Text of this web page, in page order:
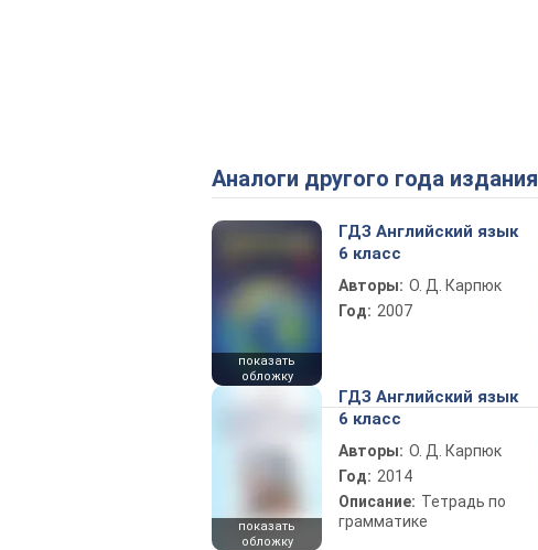
Аналоги другого года издания
показать
обложку
ГДЗ Английский язык
6 класс
Авторы: О. Д. Карпюк
Год: 2007
показать
обложку
ГДЗ Английский язык
6 класс
Авторы: О. Д. Карпюк
Год: 2014
Описание: Тетрадь по
грамматике